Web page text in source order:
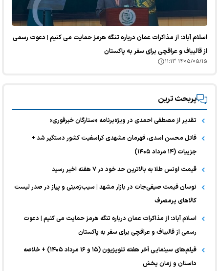
اسلام آباد: از مذاکرات عمان درباره تنگه هرمز حمایت می کنیم | دعوت رسمی
از قالیباف و عراقچی برای سفر به پاکستان
۱۴۰۵/۰۵/۱۵ ۱۱:۱۳
پربحث ترین
تقدیر از مصطفی احمدی در ویژه‌برنامه «ستارگان خبرفوری»
قاتل محسن اسدی، قهرمان مشهدی کراسفیت کشور دستگیر شد +
جزییات (۱۴ مرداد ۱۴۰۵)
قیمت اونس طلا به بالاترین حد خود در ۷ هفته اخیر رسید
نوسان قیمت صیفی‌جات در بازار مشهد | سیب‌زمینی و پیاز در صدر لیست
کالا‌های پرمصرف
اسلام آباد: از مذاکرات عمان درباره تنگه هرمز حمایت می کنیم | دعوت
رسمی از قالیباف و عراقچی برای سفر به پاکستان
فیلم‌های سینمایی آخر هفته تلویزیون (۱۵ و ۱۶ مرداد ۱۴۰۵) + خلاصه
داستان و زمان پخش